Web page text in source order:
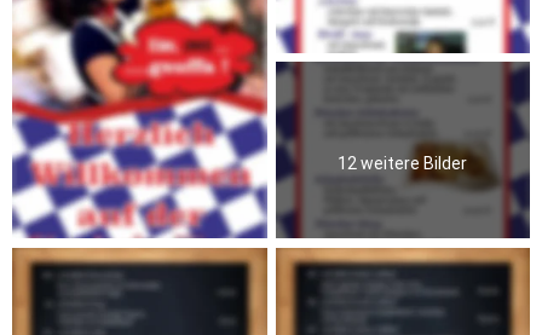
12 weitere Bilder